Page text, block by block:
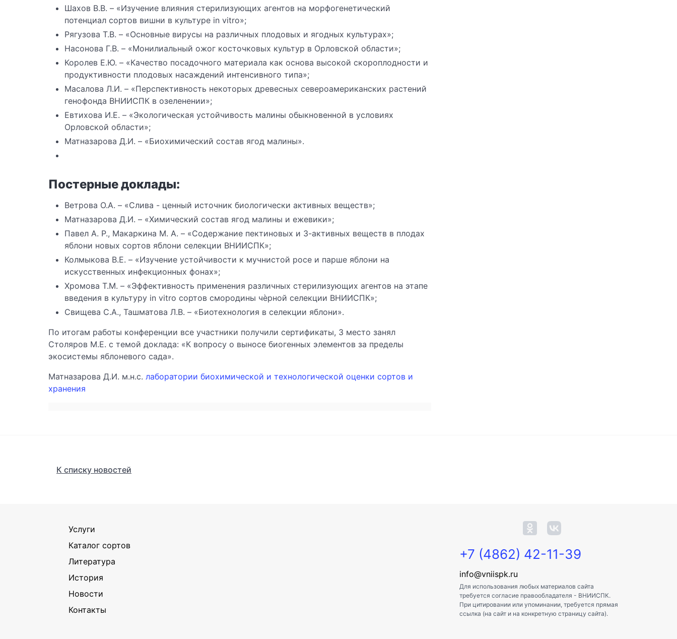
Шахов В.В. – «Изучение влияния стерилизующих агентов на морфогенетический
потенциал сортов вишни в культуре in vitro»;
Рягузова Т.В. – «Основные вирусы на различных плодовых и ягодных культурах»;
Насонова Г.В. – «Монилиальный ожог косточковых культур в Орловской области»;
Королев Е.Ю. – «Качество посадочного материала как основа высокой скороплодности и
продуктивности плодовых насаждений интенсивного типа»;
Масалова Л.И. – «Перспективность некоторых древесных североамериканских растений
генофонда ВНИИСПК в озеленении»;
Евтихова И.Е. – «Экологическая устойчивость малины обыкновенной в условиях
Орловской области»;
Матназарова Д.И. – «Биохимический состав ягод малины».
Постерные доклады:
Ветрова О.А. – «Слива - ценный источник биологически активных веществ»;
Матназарова Д.И. – «Химический состав ягод малины и ежевики»;
Павел А. Р., Макаркина М. А. – «Содержание пектиновых и З-активных веществ в плодах
яблони новых сортов яблони селекции ВНИИСПК»;
Колмыкова В.Е. – «Изучение устойчивости к мучнистой росе и парше яблони на
искусственных инфекционных фонах»;
Хромова Т.М. – «Эффективность применения различных стерилизующих агентов на этапе
введения в культуру in vitro сортов смородины чѐрной селекции ВНИИСПК»;
Свищева С.А., Ташматова Л.В. – «Биотехнология в селекции яблони».
По итогам работы конференции все участники получили сертификаты, 3 место занял
Столяров М.Е. с темой доклада: «К вопросу о выносе биогенных элементов за пределы
экосистемы яблоневого сада».
Матназарова Д.И. м.н.с. лаборатории биохимической и технологической оценки сортов и
хранения
К списку новостей
Услуги
Каталог сортов
Литература
История
Новости
Контакты
+7 (4862) 42-11-39
info@vniispk.ru
Для использования любых материалов сайта
требуется согласие правообладателя - ВНИИСПК.
При цитировании или упоминании, требуется прямая
ссылка (на сайт и на конкретную страницу сайта).